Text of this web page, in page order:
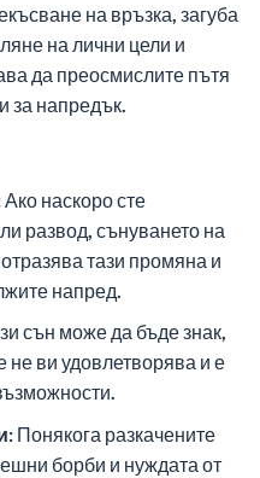
на връзка, загуба
на лични цели и
да преосмислите пътя
за напредък.
Ако наскоро сте
развод, сънуването на
тази промяна и
напред.
сън може да бъде знак,
не ви удовлетворява и е
Понякога разкачените
борби и нуждата от